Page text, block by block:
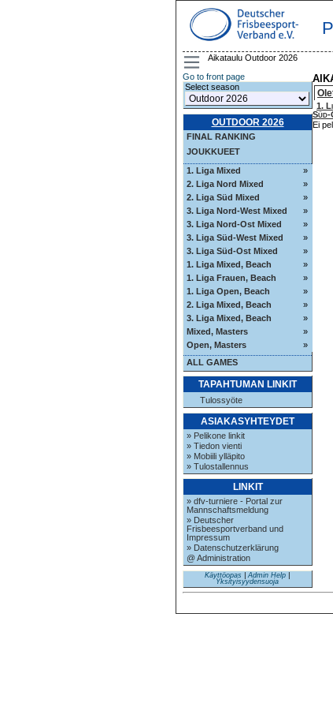
Aikataulu Outdoor 2026
Go to front page
Select season
OUTDOOR 2026
FINAL RANKING
JOUKKUEET
1. Liga Mixed
»
2. Liga Nord Mixed
»
2. Liga Süd Mixed
»
3. Liga Nord-West Mixed
»
3. Liga Nord-Ost Mixed
»
3. Liga Süd-West Mixed
»
3. Liga Süd-Ost Mixed
»
1. Liga Mixed, Beach
»
1. Liga Frauen, Beach
»
1. Liga Open, Beach
»
2. Liga Mixed, Beach
»
3. Liga Mixed, Beach
»
Mixed, Masters
»
Open, Masters
»
ALL GAMES
TAPAHTUMAN LINKIT
Tulossyöte
ASIAKASYHTEYDET
» Pelikone linkit
» Tiedon vienti
» Mobiili ylläpito
» Tulostallennus
LINKIT
» dfv-turniere - Portal zur
Mannschaftsmeldung
» Deutscher
Frisbeesportverband und
Impressum
» Datenschutzerklärung
@ Administration
Käyttöopas Admin Help
Yksityisyydensuoja
1.
Süd-
Ei